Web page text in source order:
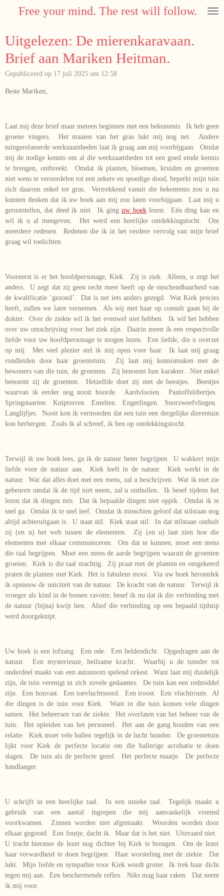
hoofdinhoud
Free your mind. The rest will follow.
Uitgelezen: De mierenkaravaan.
Brief aan Mariken Heitman.
Gepubliceerd op 17 juli 2025 om 12:58
Beste Mariken,
Laat mij deze brief maar meteen beginnen met een bekentenis. Ik heb geen
groene vingers. Het maaien van het gras lukt mij nog net. Andere
tuingerelateerde werkzaamheden laat ik graag aan mij voorbijgaan. Omdat
mij de nodige kennis om al die werkzaamheden tot een goed einde kennis
te brengen, ontbreekt. Omdat ik planten, bloemen, kruiden en groenten
niet wens te veroordelen tot een zekere en spoedige dood, beperkt mijn tuin
zich daarom enkel tot gras. Vertrekkend vanuit die bekentenis zou u nu
kunnen denken dat ik uw boek aan mij zou laten voorbijgaan. Laat mij u
geruststellen, dat deed ik niet. Ik ginguw boeklezen. Eén ding kan en
wil ik u al meegeven. Het werd een heerlijke ontdekkingstocht. Om
meerdere redenen. Redenen die ik in het verdere vervolg van mijn brief
graag wil toelichten.
Vooreerst is er het hoofdpersonage, Kiek. Zij is ziek. Alleen, u zegt het
anders. U zegt dat zij geen recht meer heeft op de onschendbaarheid van
de kwalificatie ‘gezond’. Dat is net iets anders gezegd. Wat Kiek precies
heeft, zullen we later vernemen. Als wij met haar op consult gaan bij de
dokter. Over de ziekte wil ik het evenwel niet hebben. Ik wil het hebben
over uw omschrijving voor het ziek zijn. Daarin meen ik een respectvolle
liefde voor uw hoofdpersonage te mogen lezen. Een liefde, die u overzet
op mij. Met veel plezier stel ik mij open voor haar. Ik laat mij graag
rondleiden door haar groentetuin. Zij laat mij kennismaken met de
bewoners van die tuin, de groenten. Zij benoemt hun karakter. Niet enkel
benoemt zij de groenten. Hetzelfde doet zij met de beestjes. Beestjes
waarvan ik eerder nog nooit hoorde. Aardvlooien. Pantoffeldiertjes.
Springstaarten. Kniptorren. Emelten. Engerlingen. Snorzweefvliegen.
Langlijfjes. Nooit kon ik vermoeden dat een tuin een dergelijke dierentuin
kon herbergen. Zoals ik al schreef, ik ben op ontdekkingstocht.
Terwijl ik uw boek lees, ga ik de natuur beter begrijpen. U wakkert mijn
liefde voor de natuur aan. Kiek leeft in de natuur. Kiek werkt in de
natuur. Wat dat alles doet met een mens, zal u beschrijven. Wat ik niet zie
gebeuren omdat ik de tijd niet neem, zal u onthullen. Ik besef tijdens het
lezen dat ik dingen mis. Dat ik bepaalde dingen niet oppik. Omdat ik te
snel ga. Omdat ik te snel leef. Omdat ik misschien geloof dat stilstaan nog
altijd achteruitgaan is. U staat stil. Kiek staat stil. In dat stilstaan onthult
zij (en u) het web tussen de elementen. Zij (en u) laat zien hoe die
elementen met elkaar communiceren. Om dat te kunnen, moet een mens
die taal begrijpen. Moet een mens de aarde begrijpen waaruit de groenten
groeien. Kiek is die taal machtig. Zij praat met de planten en omgekeerd
praten de planten met Kiek. Het is fabuleus mooi. Via uw boek herontdek
ik opnieuw de uniciteit van de natuur. De kracht van de natuur. Terwijl ik
vroeger als kind in de bossen ravotte, besef ik nu dat ik die verbinding met
de natuur (bijna) kwijt ben. Alsof die verbinding op een bepaald tijdstip
werd doorgeknipt.
Uw boek is een lofzang. Een ode. Een heldendicht. Opgedragen aan de
natuur. Een mysterieuze, heilzame kracht. Waarbij u de tuinder tot
onderdeel maakt van een autonoom spelend orkest. Want laat mij duidelijk
zijn, de tuin verenigt in zich zovele gedaantes. De tuin kan een redmiddel
zijn. Een houvast. Een toevluchtsoord. Een troost. Een vluchtroute. Al
die dingen is de tuin voor Kiek. Want in die tuin komen vele dingen
samen. Het beheersen van de ziekte. Het overlaten van het beheer van de
tuin. Het opleiden van het personeel. Het aan de gang houden van een
relatie. Kiek moet vele ballen tegelijk in de lucht houden. De groentetuin
lijkt voor Kiek de perfecte locatie om die ballerige acrobatie te doen
slagen. De tuin als de perfecte gezel. Het perfecte maatje. De perfecte
handlanger.
U schrijft in een heerlijke taal. In een unieke taal. Tegelijk maakt u
gebruik van een aantal ingrepen die mij aanvankelijk vreemd
voorkwamen. Zinnen worden niet afgemaakt. Woorden worden door
elkaar gegooid. Een foutje, dacht ik. Maar dat is het niet. Uiteraard niet.
U tracht hiermee de lezer nog dichter bij Kiek te brengen. Om de lezer
haar verwardheid te doen begrijpen. Haar worsteling met de ziekte. Dat
lukt. Mijn liefde en sympathie voor Kiek wordt groter. Ik trek haar dicht
tegen mij aan. Een beschermende reflex. Niks mag haar raken. Dat neem
ik mij voor.